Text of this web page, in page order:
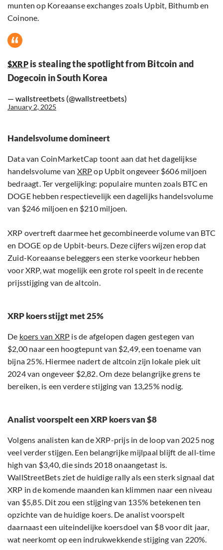
munten op Koreaanse exchanges zoals Upbit, Bithumb en
Coinone.
$XRPis stealing the spotlight from Bitcoin and
Dogecoin in South Korea
— wallstreetbets (@wallstreetbets)
January 2, 2025
Handelsvolume domineert
Data van CoinMarketCap toont aan dat het dagelijkse
handelsvolume van XRPop Upbit ongeveer $606 miljoen
bedraagt. Ter vergelijking: populaire munten zoals BTC en
DOGE hebben respectievelijk een dagelijks handelsvolume
van $246 miljoen en $210 miljoen.
XRP overtreft daarmee het gecombineerde volume van BTC
en DOGE op de Upbit-beurs. Deze cijfers wijzen erop dat
Zuid-Koreaanse beleggers een sterke voorkeur hebben
voor XRP, wat mogelijk een grote rol speelt in de recente
prijsstijging van de altcoin.
XRP koers stijgt met 25%
De koers van XRP is de afgelopen dagen gestegen van
$2,00 naar een hoogtepunt van $2,49, een toename van
bijna 25%. Hiermee nadert de altcoin zijn lokale piek uit
2024 van ongeveer $2,82. Om deze belangrijke grens te
bereiken, is een verdere stijging van 13,25% nodig.
Analist voorspelt een XRP koers van $8
Volgens analisten kan de XRP-prijs in de loop van 2025 nog
veel verder stijgen. Een belangrijke mijlpaal blijft de all-time
high van $3,40, die sinds 2018 onaangetast is.
WallStreetBets ziet de huidige rally als een sterk signaal dat
XRP in de komende maanden kan klimmen naar een niveau
van $5,85. Dit zou een stijging van 135% betekenen ten
opzichte van de huidige koers. De analist voorspelt
daarnaast een uiteindelijke koersdoel van $8 voor dit jaar,
wat neerkomt op een indrukwekkende stijging van 220%.